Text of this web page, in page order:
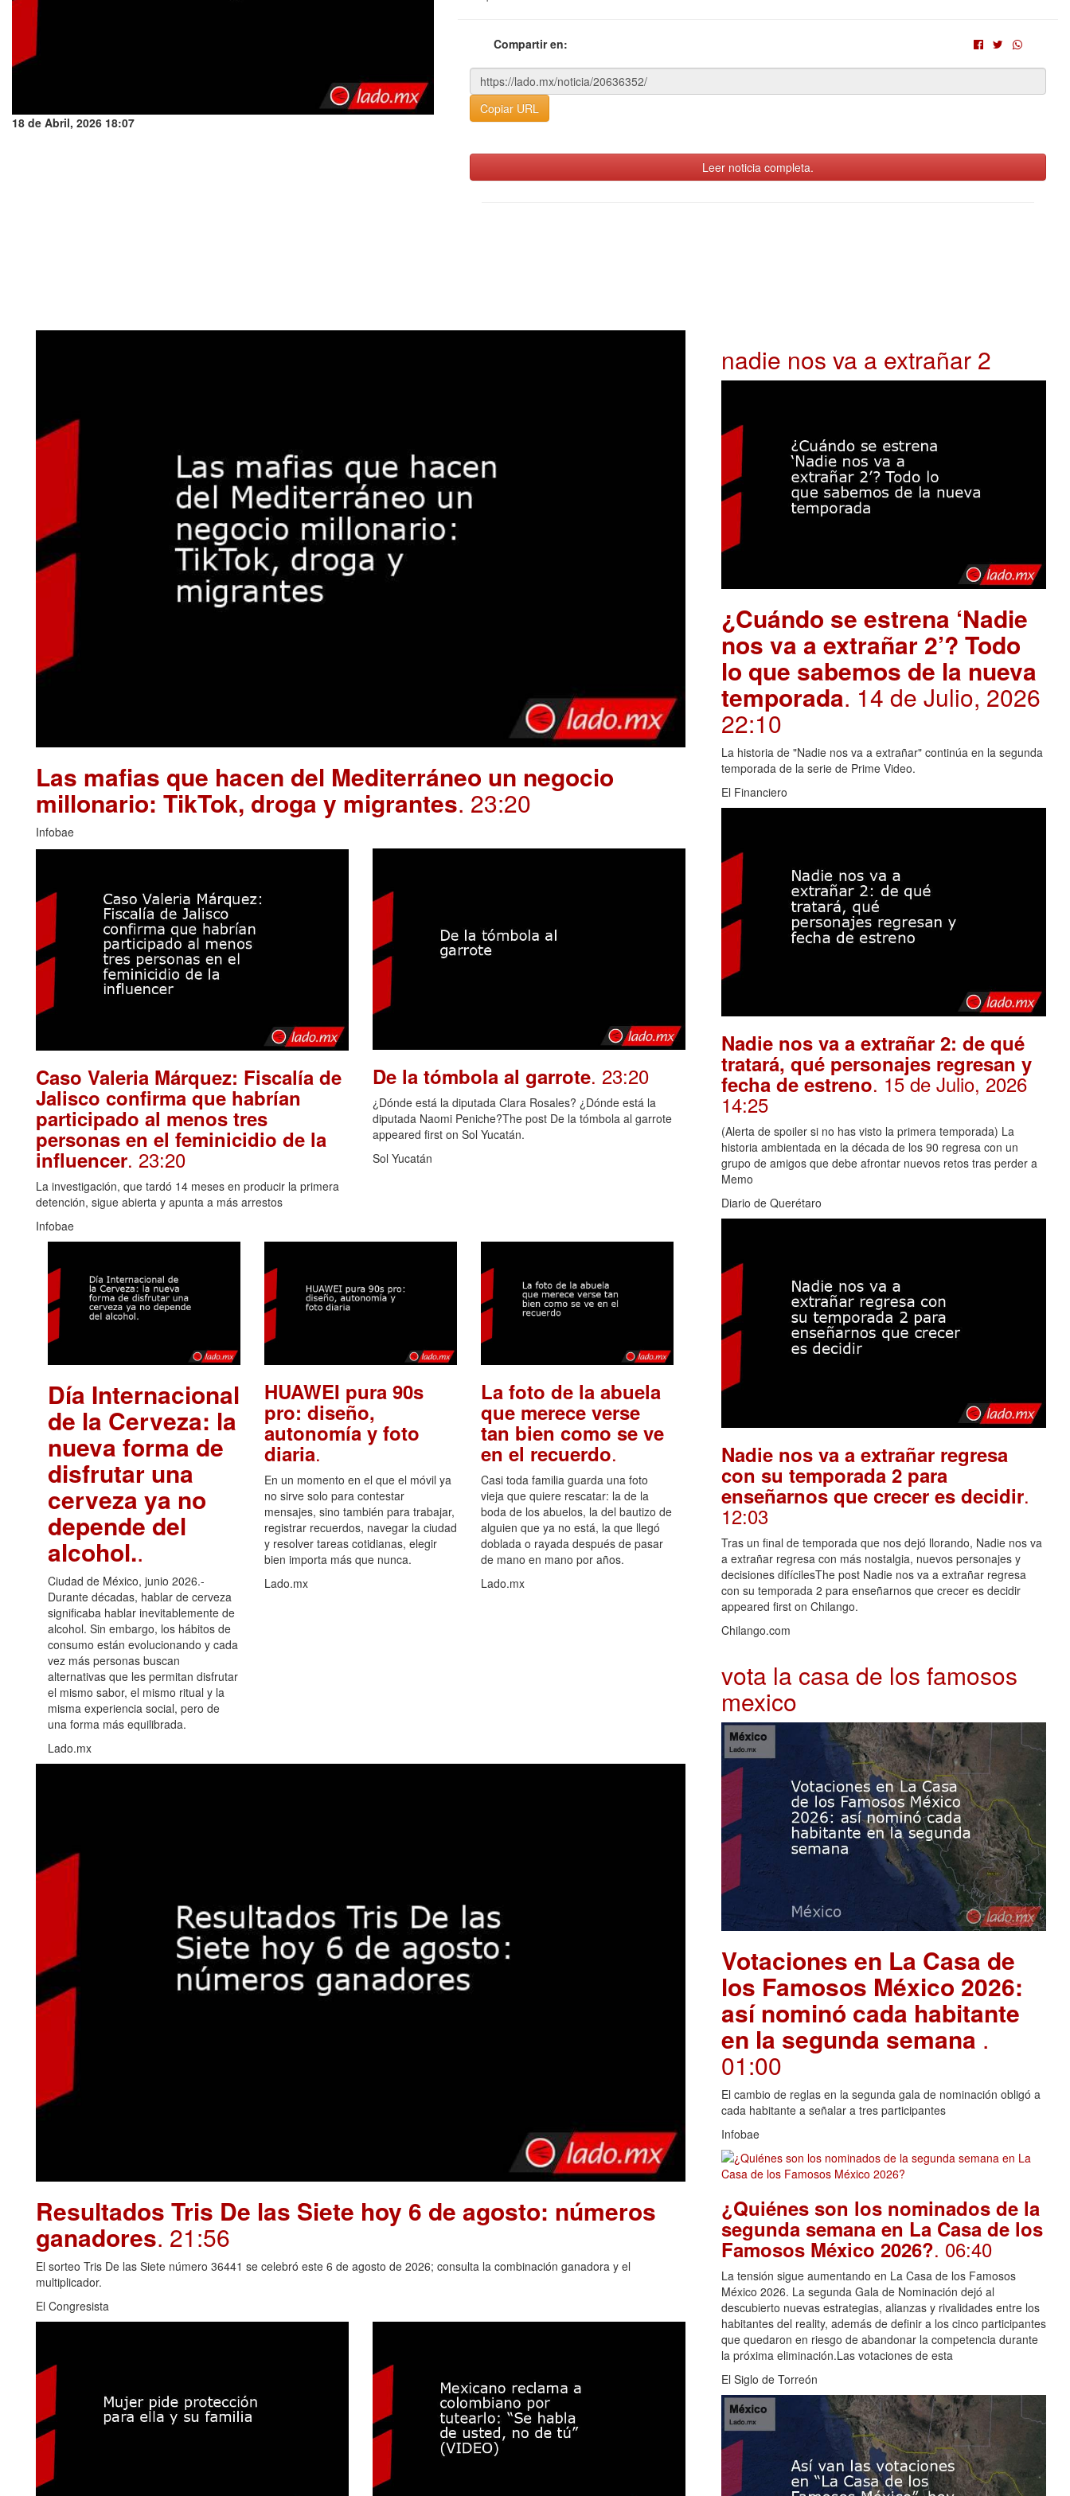
18 de Abril, 2026 18:07
Compartir en:
Copiar URL
Leer noticia completa.
Las mafias que hacen del Mediterráneo un negocio
millonario: TikTok, droga y migrantes. 23:20
Infobae
Caso Valeria Márquez: Fiscalía de
Jalisco confirma que habrían
participado al menos tres
personas en el feminicidio de la
influencer. 23:20
La investigación, que tardó 14 meses en producir la primera
detención, sigue abierta y apunta a más arrestos
Infobae
De la tómbola al garrote. 23:20
¿Dónde está la diputada Clara Rosales? ¿Dónde está la
diputada Naomi Peniche?The post De la tómbola al garrote
appeared first on Sol Yucatán.
Sol Yucatán
Día Internacional
de la Cerveza: la
nueva forma de
disfrutar una
cerveza ya no
depende del
alcohol..
Ciudad de México, junio 2026.-
Durante décadas, hablar de cerveza
significaba hablar inevitablemente de
alcohol. Sin embargo, los hábitos de
consumo están evolucionando y cada
vez más personas buscan
alternativas que les permitan disfrutar
el mismo sabor, el mismo ritual y la
misma experiencia social, pero de
una forma más equilibrada.
Lado.mx
HUAWEI pura 90s
pro: diseño,
autonomía y foto
diaria.
En un momento en el que el móvil ya
no sirve solo para contestar
mensajes, sino también para trabajar,
registrar recuerdos, navegar la ciudad
y resolver tareas cotidianas, elegir
bien importa más que nunca.
Lado.mx
La foto de la abuela
que merece verse
tan bien como se ve
en el recuerdo.
Casi toda familia guarda una foto
vieja que quiere rescatar: la de la
boda de los abuelos, la del bautizo de
alguien que ya no está, la que llegó
doblada o rayada después de pasar
de mano en mano por años.
Lado.mx
Resultados Tris De las Siete hoy 6 de agosto: números
ganadores. 21:56
El sorteo Tris De las Siete número 36441 se celebró este 6 de agosto de 2026; consulta la combinación ganadora y el
multiplicador.
El Congresista
nadie nos va a extrañar 2
¿Cuándo se estrena ‘Nadie
nos va a extrañar 2’? Todo
lo que sabemos de la nueva
temporada. 14 de Julio, 2026
22:10
La historia de "Nadie nos va a extrañar" continúa en la segunda
temporada de la serie de Prime Video.
El Financiero
Nadie nos va a extrañar 2: de qué
tratará, qué personajes regresan y
fecha de estreno. 15 de Julio, 2026
14:25
(Alerta de spoiler si no has visto la primera temporada) La
historia ambientada en la década de los 90 regresa con un
grupo de amigos que debe afrontar nuevos retos tras perder a
Memo
Diario de Querétaro
Nadie nos va a extrañar regresa
con su temporada 2 para
enseñarnos que crecer es decidir.
12:03
Tras un final de temporada que nos dejó llorando, Nadie nos va
a extrañar regresa con más nostalgia, nuevos personajes y
decisiones difícilesThe post Nadie nos va a extrañar regresa
con su temporada 2 para enseñarnos que crecer es decidir
appeared first on Chilango.
Chilango.com
vota la casa de los famosos
mexico
Votaciones en La Casa de
los Famosos México 2026:
así nominó cada habitante
en la segunda semana .
01:00
El cambio de reglas en la segunda gala de nominación obligó a
cada habitante a señalar a tres participantes
Infobae
¿Quiénes son los nominados de la
segunda semana en La Casa de los
Famosos México 2026?. 06:40
La tensión sigue aumentando en La Casa de los Famosos
México 2026. La segunda Gala de Nominación dejó al
descubierto nuevas estrategias, alianzas y rivalidades entre los
habitantes del reality, además de definir a los cinco participantes
que quedaron en riesgo de abandonar la competencia durante
la próxima eliminación.Las votaciones de esta
El Siglo de Torreón